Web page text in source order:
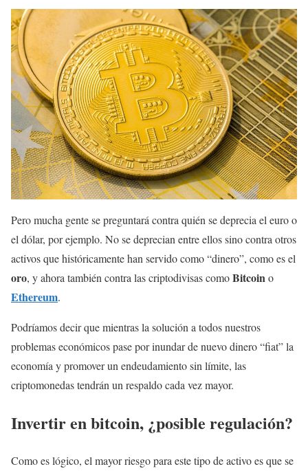
Pero mucha gente se preguntará contra quién se deprecia el euro o
el dólar, por ejemplo. No se deprecian entre ellos sino contra otros
activos que históricamente han servido como “dinero”, como es el
oro, y ahora también contra las criptodivisas comoBitcoino
Ethereum.
Podríamos decir que mientras la solución a todos nuestros
problemas económicos pase por inundar de nuevo dinero “fiat” la
economía y promover un endeudamiento sin límite, las
criptomonedas tendrán un respaldo cada vez mayor.
Invertir en bitcoin, ¿posible regulación?
Como es lógico, el mayor riesgo para este tipo de activo es que se